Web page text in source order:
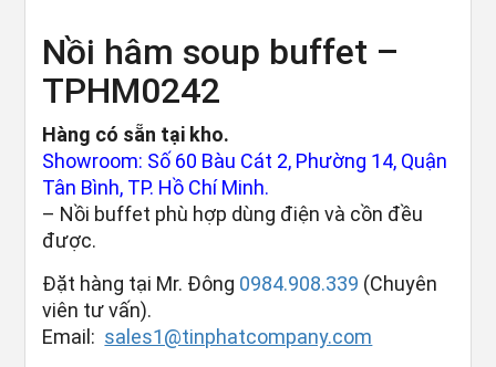
Nồi hâm soup buffet –
TPHM0242
Hàng có sẵn tại kho.
Showroom: Số 60 Bàu Cát 2, Phường 14, Quận
Tân Bình, TP. Hồ Chí Minh.
– Nồi buffet phù hợp dùng điện và cồn đều
được.
Đặt hàng tại Mr. Đông 0984.908.339 (Chuyên
viên tư vấn).
Email: sales1@tinphatcompany.com